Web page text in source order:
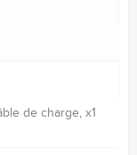
de charge, x1